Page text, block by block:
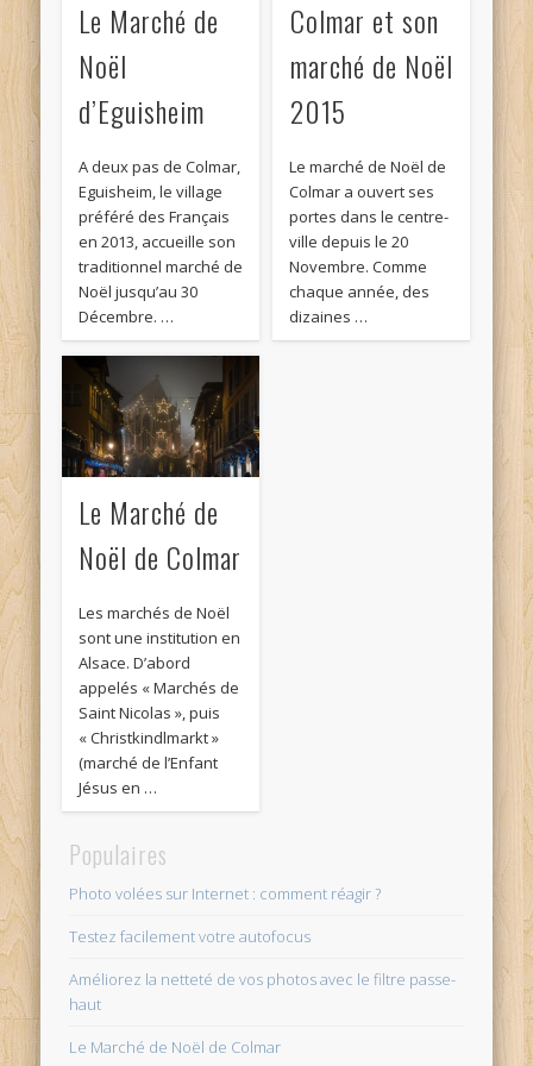
Le Marché de
Noël
d’Eguisheim
A deux pas de Colmar,
Eguisheim, le village
préféré des Français
en 2013, accueille son
traditionnel marché de
Noël jusqu’au 30
Décembre. …
Colmar et son
marché de Noël
2015
Le marché de Noël de
Colmar a ouvert ses
portes dans le centre-
ville depuis le 20
Novembre. Comme
chaque année, des
dizaines …
Le Marché de
Noël de Colmar
Les marchés de Noël
sont une institution en
Alsace. D’abord
appelés « Marchés de
Saint Nicolas », puis
« Christkindlmarkt »
(marché de l’Enfant
Jésus en …
Populaires
Photo volées sur Internet : comment réagir ?
Testez facilement votre autofocus
Améliorez la netteté de vos photos avec le filtre passe-
haut
Le Marché de Noël de Colmar